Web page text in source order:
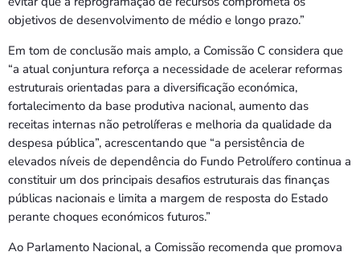
objetivos de desenvolvimento de médio e longo prazo.”
Em tom de conclusão mais amplo, a Comissão C considera que
“a atual conjuntura reforça a necessidade de acelerar reformas
estruturais orientadas para a diversificação económica,
fortalecimento da base produtiva nacional, aumento das
receitas internas não petrolíferas e melhoria da qualidade da
despesa pública”, acrescentando que “a persistência de
elevados níveis de dependência do Fundo Petrolífero continua a
constituir um dos principais desafios estruturais das finanças
públicas nacionais e limita a margem de resposta do Estado
perante choques económicos futuros.”
Ao Parlamento Nacional, a Comissão recomenda que promova